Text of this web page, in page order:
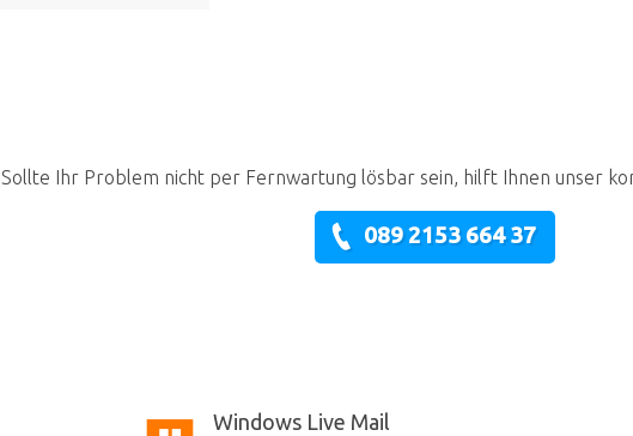
Sollte Ihr Problem nicht per Fernwartung lösbar sein, hilft Ihnen unser
089 2153 664 37
Windows Live Mail